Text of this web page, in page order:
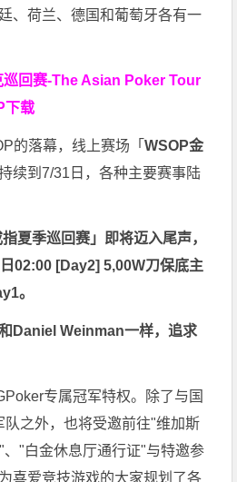
、荷兰、德国和葡萄牙各有一
巡回赛-The Asian Poker Tour
下载
的落幕，线上赛场「WSOP金
续到7/31日，各种主要赛事陆
夏季巡回赛」即将迈入尾声，
02:00 [Day2] 5,00W刀保底主
。
Daniel Weinman一样，追求
专属冠军特权。除了与国
队之外，也将受邀前往"维加斯
"白金休息厅通行证"与特邀参
喜爱竞技游戏的大家规划了各